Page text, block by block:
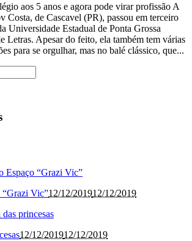
aos 5 anos e agora pode virar profissão A
Costa, de Cascavel (PR), passou em terceiro
Universidade Estadual de Ponta Grossa
Letras. Apesar do feito, ela também tem várias
para se orgulhar, mas no balé clássico, que...
Vic”12/12/201912/12/2019
12/12/201912/12/2019